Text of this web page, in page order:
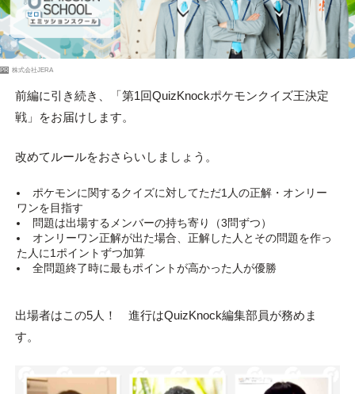
PR 株式会社JERA
前編に引き続き、「第1回QuizKnockポケモンクイズ王決定
戦」をお届けします。
改めてルールをおさらいしましょう。
ポケモンに関するクイズに対してただ1人の正解・オンリー
ワンを目指す
問題は出場するメンバーの持ち寄り（3問ずつ）
オンリーワン正解が出た場合、正解した人とその問題を作っ
た人に1ポイントずつ加算
全問題終了時に最もポイントが高かった人が優勝
出場者はこの5人！ 進行はQuizKnock編集部員が務めま
す。